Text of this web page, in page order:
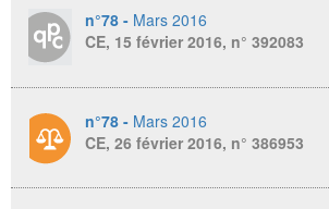
n°78 - Mars 2016
CE, 15 février 2016, n° 392083
n°78 - Mars 2016
CE, 26 février 2016, n° 386953